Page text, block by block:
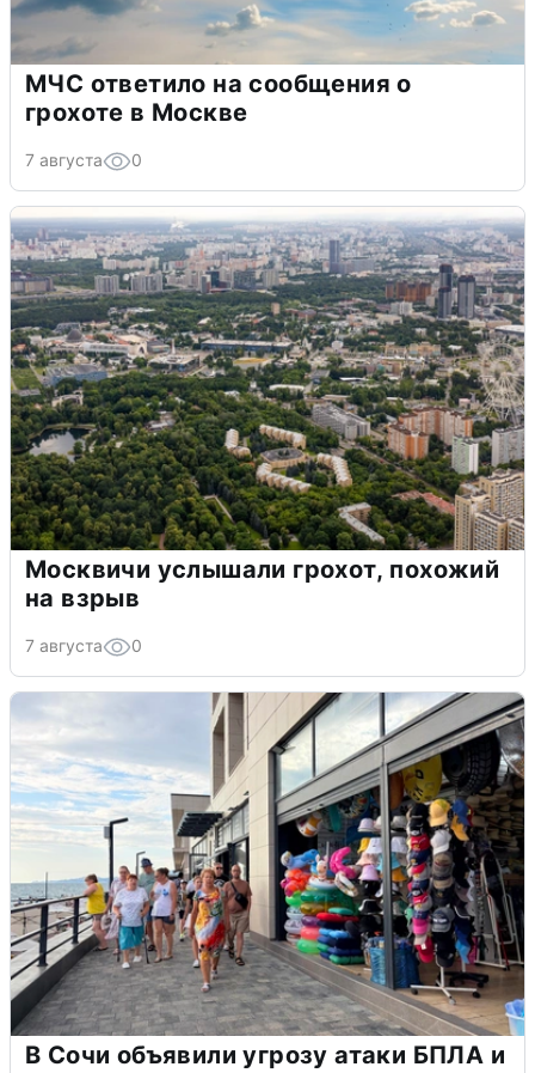
МЧС ответило на сообщения о
грохоте в Москве
7 августа 0
Москвичи услышали грохот, похожий
на взрыв
7 августа 0
В Сочи объявили угрозу атаки БПЛА и